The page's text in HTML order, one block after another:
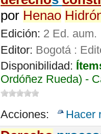
por Henao
Edición: 2 Ed. aum.
Editor: Bogotá :
Disponibilidad:
Ordóñez Rueda) -
Acciones: Hacer